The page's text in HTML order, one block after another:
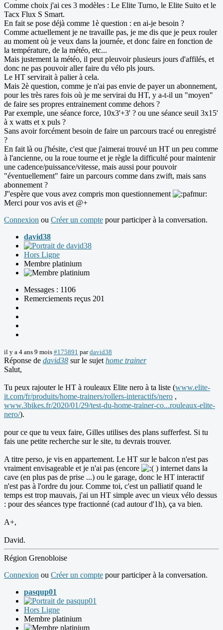
Comme choix j'ai ces 3 modèles : Le Elite Turno, le Elite Suito et le
Tacx Flux S Smart.
En fait se pose déjà comme 1è question : en ai-je besoin ?
Comme actuellement je ne travaille pas, je me dis que je peux rouler
au moment où je veux dans la journée, et donc faire en fonction de
la température, de la météo, etc...
Mais justement la météo, il peut pleuvoir plusieurs jours d'affilés, et
donc ne pas pouvoir aller faire du vélo pls jours.
Le HT servirait à palier à cela.
Mais 2è question, comme je n'ai pas envie de payer un abonnement,
pour les très rares fois où je me servirai du HT, y a-t-il un "moyen"
de faire ses propres entrainement comme dehors ?
Par exemple, une séance force, 10x3'+3' ? ou une séance seuil 3x15'
à x watts et x puls ?
Sans avoir forcément besoin de faire un parcours tracé ou enregistré
?
En fait là ou j'hésite, c'est que j'aimerai trouvé un HT un peu comme
à l'ancienne, ou la roue tourne et je règle la difficulté pour maintenir
une cadence/puissance/vitesse, mais aussi pour pouvoir
"éventuellement" faire un parcours comme dans zwift, mais sans
abonnement ?
J''espère que vous avez compris mon questionnement
Merci pour vos avis et @+
Connexion ou Créer un compte pour participer à la conversation.
david38
Hors Ligne
Membre platinium
Messages : 1106
Remerciements reçus 201
il y a 4 ans 9 mois #175891 pardavid38
Réponse de david38 sur le sujet home trainer
Salut,
Tu peux rajouter le HT à rouleaux Elite nero à ta liste (www.elite-
it.com/fr/produits/home-trainers/rollers-interactifs/nero ,
www.3bikes.fr/2020/01/29/test-du-home-trainer-co...rouleaux-elite-
nero/).
pour ce que tu veux faire, Gilles utilises des plans sufferfest. Si tu
fais une petite recherche sur le site, tu devrais trouver.
A titre perso, je vis en appartement. Le HT sur le balcon n'est pas
vraiment envisageable et je n'ai pas (encore
) internet dans la
cave (en plus pas de prise ...) ou le garage, donc le HT interactif
n'est pas à l'ordre du jour. Comme toi, c'est un palliatif quand le
temps est trop mauvais, j'ai un HT simple avec un vieux vélo dessus
: pour des séances type fractionné (cad autour d'1h), ça va bien.
A+,
David.
Région Grenobloise
Connexion ou Créer un compte pour participer à la conversation.
pasqup01
Hors Ligne
Membre platinium